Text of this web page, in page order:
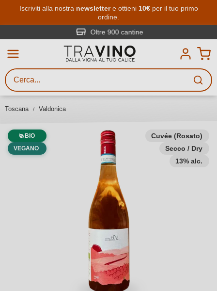
Passa al contenuto principale
Iscriviti alla nostra newslettere ottieni 10€per il tuo primo
ordine.
Oltre 900 cantine
Toscana Valdonica
Cuvée (Rosato)
Secco / Dry
13% alc.
BIO
VEGANO
Ricerca vini
Inserisci almeno 3 caratteri
gusto, occasione, nome del vino,
vitigno, regione, cantina o altri